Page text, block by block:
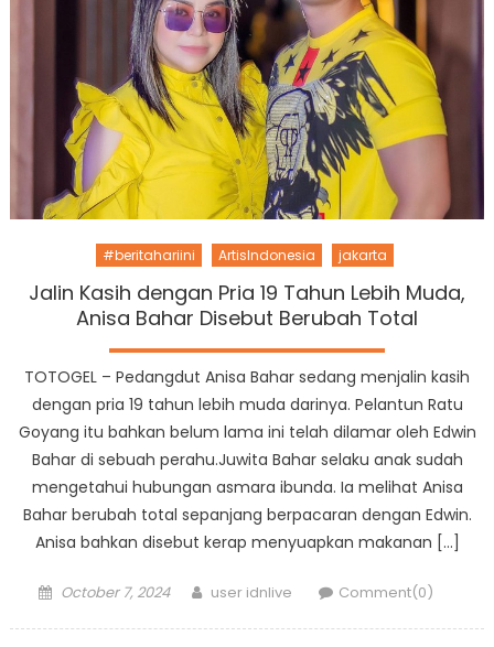
#beritahariini ArtisIndonesia jakarta
Jalin Kasih dengan Pria 19 Tahun Lebih Muda,
Anisa Bahar Disebut Berubah Total
TOTOGEL – Pedangdut Anisa Bahar sedang menjalin kasih
dengan pria 19 tahun lebih muda darinya. Pelantun Ratu
Goyang itu bahkan belum lama ini telah dilamar oleh Edwin
Bahar di sebuah perahu.Juwita Bahar selaku anak sudah
mengetahui hubungan asmara ibunda. Ia melihat Anisa
Bahar berubah total sepanjang berpacaran dengan Edwin.
Anisa bahkan disebut kerap menyuapkan makanan […]
Posted
October 7, 2024 Author
user idnlive Comment(0)